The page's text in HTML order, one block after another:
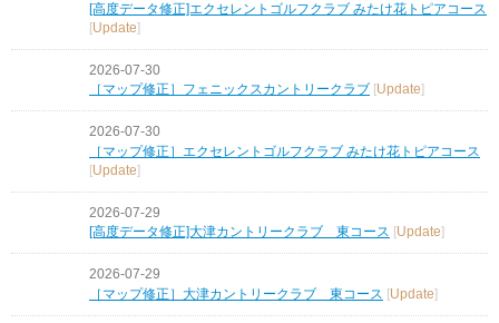
[高度データ修正]エクセレントゴルフクラブ みたけ花トピアコース
[Update]
2026-07-30
［マップ修正］フェニックスカントリークラブ [Update]
2026-07-30
［マップ修正］エクセレントゴルフクラブ みたけ花トピアコース
[Update]
2026-07-29
[高度データ修正]大津カントリークラブ 東コース [Update]
2026-07-29
［マップ修正］大津カントリークラブ 東コース [Update]